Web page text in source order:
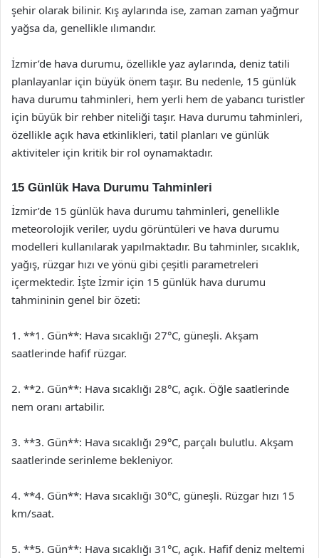
şehir olarak bilinir. Kış aylarında ise, zaman zaman yağmur
yağsa da, genellikle ılımandır.
İzmir’de hava durumu, özellikle yaz aylarında, deniz tatili
planlayanlar için büyük önem taşır. Bu nedenle, 15 günlük
hava durumu tahminleri, hem yerli hem de yabancı turistler
için büyük bir rehber niteliği taşır. Hava durumu tahminleri,
özellikle açık hava etkinlikleri, tatil planları ve günlük
aktiviteler için kritik bir rol oynamaktadır.
15 Günlük Hava Durumu Tahminleri
İzmir’de 15 günlük hava durumu tahminleri, genellikle
meteorolojik veriler, uydu görüntüleri ve hava durumu
modelleri kullanılarak yapılmaktadır. Bu tahminler, sıcaklık,
yağış, rüzgar hızı ve yönü gibi çeşitli parametreleri
içermektedir. İşte İzmir için 15 günlük hava durumu
tahmininin genel bir özeti:
1. **1. Gün**: Hava sıcaklığı 27°C, güneşli. Akşam
saatlerinde hafif rüzgar.
2. **2. Gün**: Hava sıcaklığı 28°C, açık. Öğle saatlerinde
nem oranı artabilir.
3. **3. Gün**: Hava sıcaklığı 29°C, parçalı bulutlu. Akşam
saatlerinde serinleme bekleniyor.
4. **4. Gün**: Hava sıcaklığı 30°C, güneşli. Rüzgar hızı 15
km/saat.
5. **5. Gün**: Hava sıcaklığı 31°C, açık. Hafif deniz meltemi